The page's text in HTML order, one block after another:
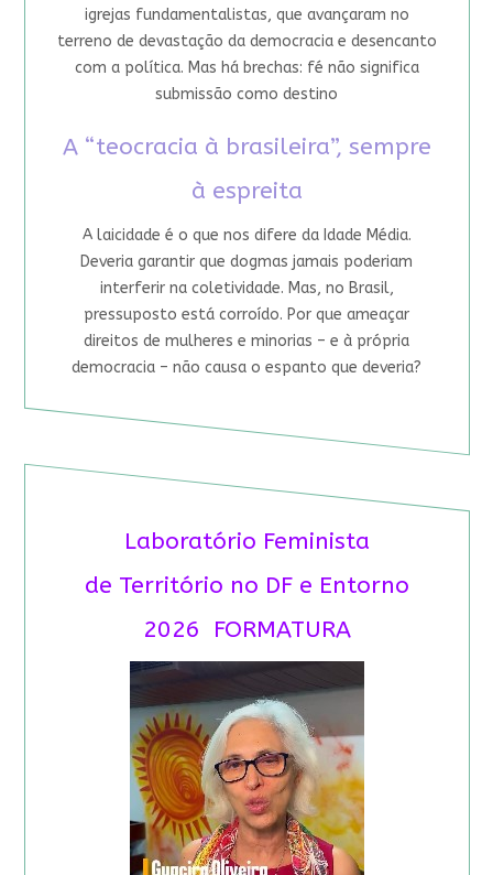
igrejas fundamentalistas, que avançaram no
terreno de devastação da democracia e desencanto
com a política. Mas há brechas: fé não significa
submissão como destino
A “teocracia à brasileira”, sempre
à espreita
A laicidade é o que nos difere da Idade Média.
Deveria garantir que dogmas jamais poderiam
interferir na coletividade. Mas, no Brasil,
pressuposto está corroído. Por que ameaçar
direitos de mulheres e minorias – e à própria
democracia – não causa o espanto que deveria?
Laboratório Feminista
de Território no DF e Entorno
2026 FORMATURA